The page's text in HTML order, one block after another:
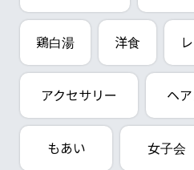
鶏白湯 洋食
アクセサリー ヘ
もあい 女子会